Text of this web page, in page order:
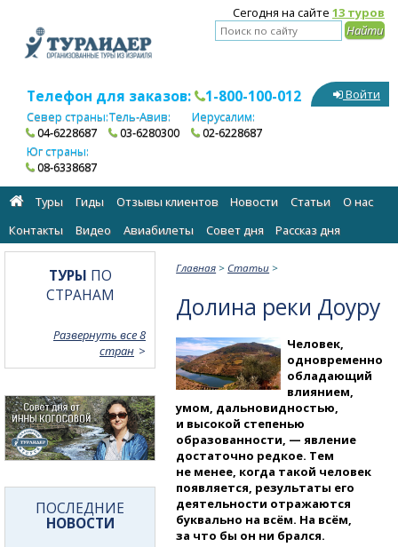
Сегодня на сайте 13 туров
Телефон для заказов: 1-800-100-012
Север страны:
04-6228687
Тель-Авив:
03-6280300
Иерусалим:
02-6228687
Юг страны:
08-6338687
Войти
Туры Гиды Отзывы клиентов Новости Статьи
О нас
Контакты
Видео Авиабилеты Cовет дня Рассказ дня
Главная > Статьи >
Долина реки Доуру
Человек,
одновременно
обладающий
влиянием,
умом, дальновидностью,
и высокой степенью
образованности, — явление
достаточно редкое. Тем
не менее, когда такой человек
появляется, результаты его
деятельности отражаются
буквально на всём. На всём,
за что бы он ни брался.
ТУРЫ ПО
СТРАНАМ
Развернуть все 8
стран
ПОСЛЕДНИЕ
НОВОСТИ